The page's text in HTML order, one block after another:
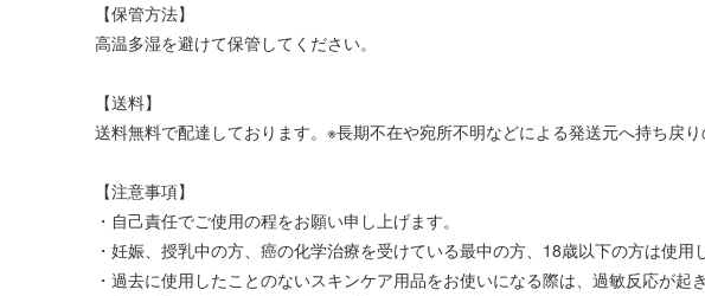
【保管方法】
高温多湿を避けて保管してください。
【送料】
送料無料で配達しております。※長期不在や宛所不明などによる発送元へ持ち戻
【注意事項】
・自己責任でご使用の程をお願い申し上げます。
・妊娠、授乳中の方、癌の化学治療を受けている最中の方、18歳以下の方は使用
・過去に使用したことのないスキンケア用品をお使いになる際は、過敏反応が